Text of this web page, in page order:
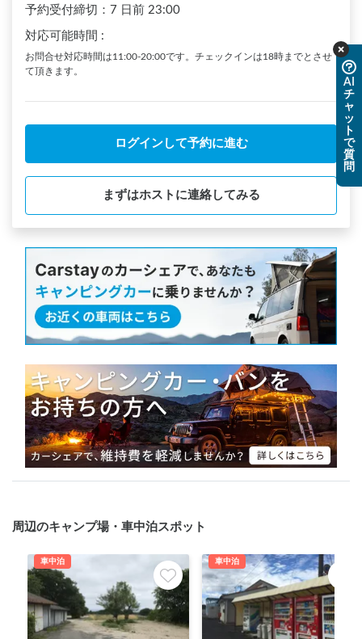
予約受付締切： 7 日前 23:00
対応可能時間 :
お問合せ対応時間は11:00-20:00です。チェックインは18時までとさせ
て頂きます。
ログインして予約に進む
まずはホストに連絡してみる
周辺のキャンプ場・車中泊スポット
車中泊 車中泊
AI
チ
ャ
ッ
ト
で
質
問